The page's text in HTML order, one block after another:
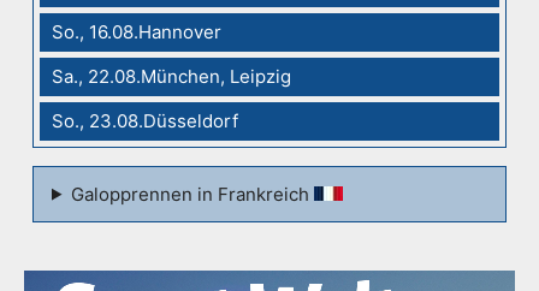
So., 16.08.Hannover
Sa., 22.08.München, Leipzig
So., 23.08.Düsseldorf
Galopprennen in Frankreich